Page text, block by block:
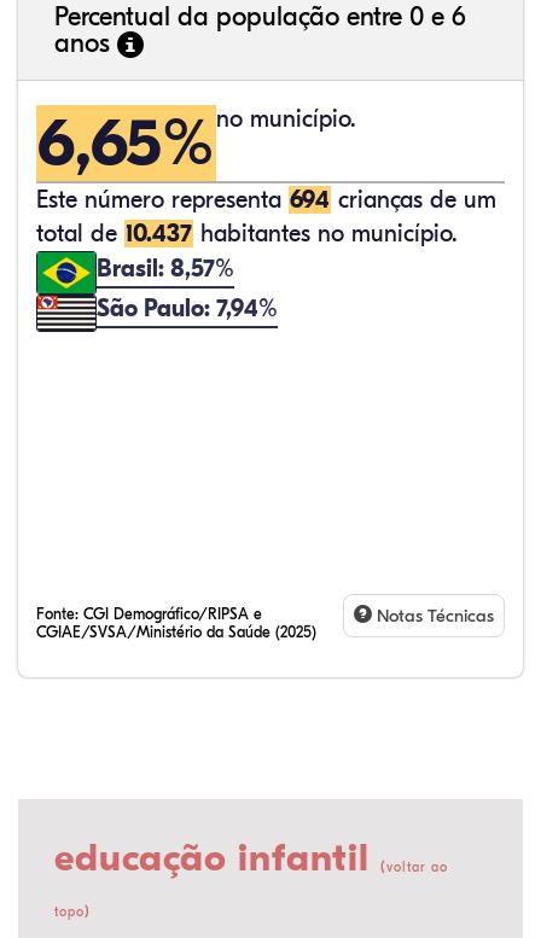
Percentual da população entre 0 e 6
anos
6,65% no município.
Este número representa 694 crianças de um
total de 10.437 habitantes no município.
Brasil: 8,57%
São Paulo: 7,94%
Fonte: CGI Demográfico/RIPSA e
CGIAE/SVSA/Ministério da Saúde (2025)
Notas Técnicas
educação infantil (voltar ao
topo)